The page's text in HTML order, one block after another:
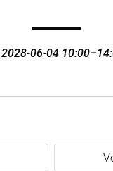
2028-06-04